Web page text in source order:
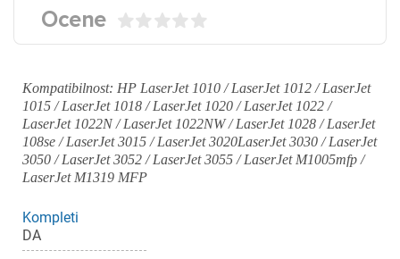
Ocene
Kompatibilnost: HP LaserJet 1010 / LaserJet 1012 / LaserJet
1015 / LaserJet 1018 / LaserJet 1020 / LaserJet 1022 /
LaserJet 1022N / LaserJet 1022NW / LaserJet 1028 / LaserJet
108se / LaserJet 3015 / LaserJet 3020LaserJet 3030 / LaserJet
3050 / LaserJet 3052 / LaserJet 3055 / LaserJet M1005mfp /
LaserJet M1319 MFP
Kompleti
DA